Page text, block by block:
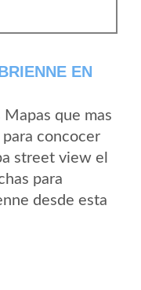
EN
que mas
para concocer
street view el
para
desde esta